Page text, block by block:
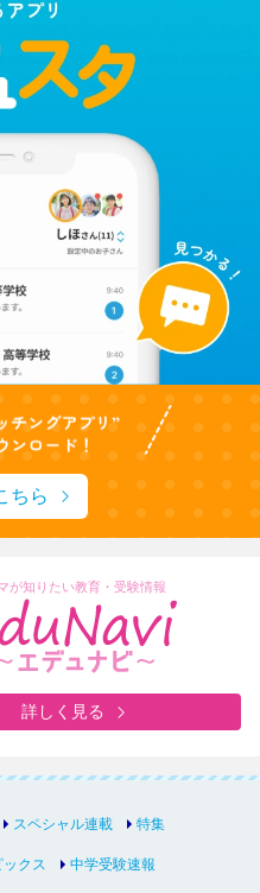
ちら
が知りたい教育・受験情報
詳しく見る
スペシャル連載 特集
クス 中学受験速報